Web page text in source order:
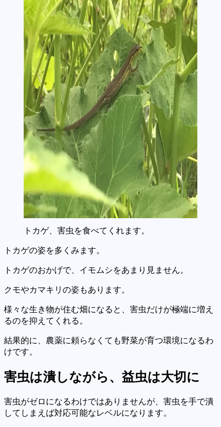
トカゲ、害虫を食べてくれます。
トカゲの姿を多くみます。
トカゲのおかげで、イモムシをあまり見ません。
クモやカマキリの姿もあります。
様々な生き物が住む畑になると、害虫だけが極端に増え
るのを抑えてくれる。
結果的に、農薬に頼らなくても野菜が育つ環境になるわ
けです。
害虫は潰しながら、益虫は大切に
害虫がゼロになるわけではありませんが、害虫を手で潰
してしまえば対応可能なレベルになります。